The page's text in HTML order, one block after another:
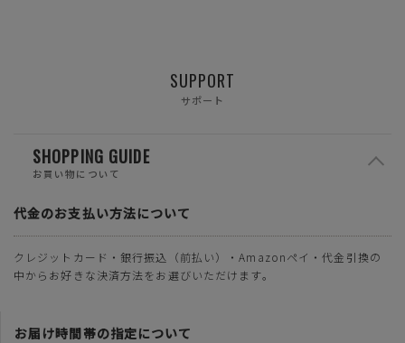
SUPPORT
サポート
SHOPPING GUIDE
お買い物について
代金のお支払い方法について
クレジットカード・銀行振込（前払い）・Amazonペイ・代金引換の
中からお好きな決済方法をお選びいただけます。
お届け時間帯の指定について